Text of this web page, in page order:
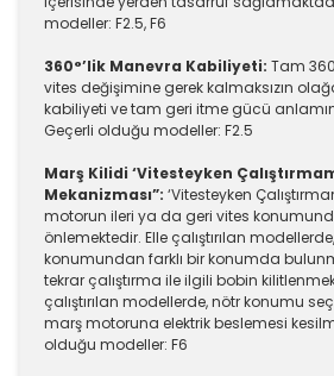
modeller: F2.5, F6
360°’lik Manevra Kabiliyeti: Tam
vites değişimine gerek kalmaksızın
kabiliyeti ve tam geri itme gücü
Geçerli olduğu modeller: F2.5
Marş Kilidi ‘Vitesteyken
Mekanizması”: ‘Vitesteyken
motorun ileri ya da geri vites konumunda
önlemektedir. Elle çalıştırılan
konumundan farklı bir konumda
tekrar çalıştırma ile ilgili bobin
çalıştırılan modellerde, nötr konumu
marş motoruna elektrik beslemesi
olduğu modeller: F6